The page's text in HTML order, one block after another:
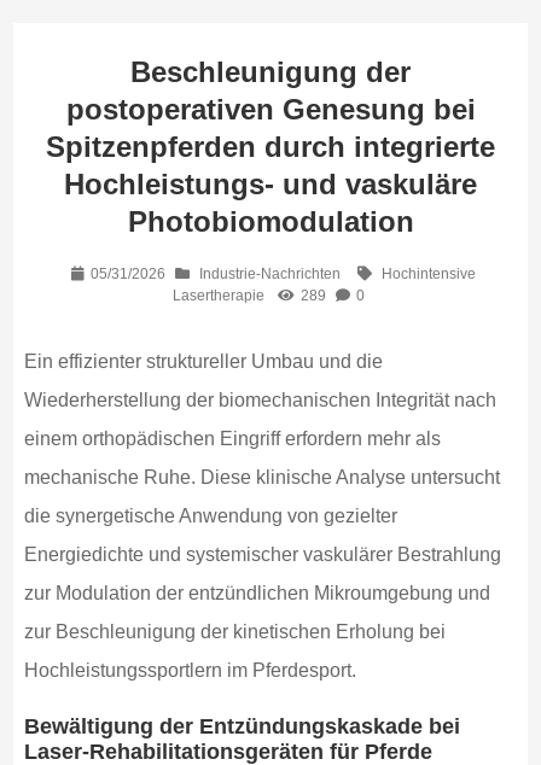
Beschleunigung der
postoperativen Genesung bei
Spitzenpferden durch integrierte
Hochleistungs- und vaskuläre
Photobiomodulation
05/31/2026 Industrie-Nachrichten
Hochintensive
Lasertherapie
289 0
Ein effizienter struktureller Umbau und die
Wiederherstellung der biomechanischen Integrität nach
einem orthopädischen Eingriff erfordern mehr als
mechanische Ruhe. Diese klinische Analyse untersucht
die synergetische Anwendung von gezielter
Energiedichte und systemischer vaskulärer Bestrahlung
zur Modulation der entzündlichen Mikroumgebung und
zur Beschleunigung der kinetischen Erholung bei
Hochleistungssportlern im Pferdesport.
Bewältigung der Entzündungskaskade bei
Laser-Rehabilitationsgeräten für Pferde